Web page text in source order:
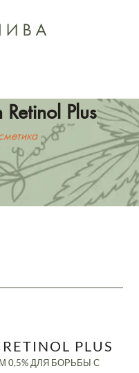
Plus
PLUS
0,5% ДЛЯ БОРЬБЫ С